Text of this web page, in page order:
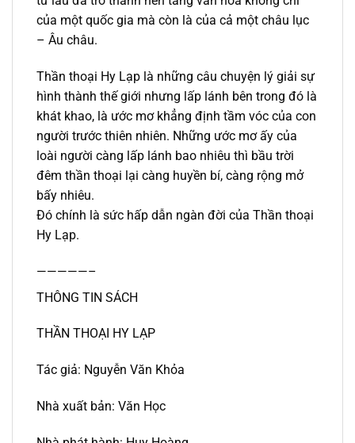
của một quốc gia mà còn là của cả một châu lục
– Âu châu.
Thần thoại Hy Lạp là những câu chuyện lý giải sự
hình thành thế giới nhưng lấp lánh bên trong đó là
khát khao, là ước mơ khẳng định tầm vóc của con
người trước thiên nhiên. Những ước mơ ấy của
loài người càng lấp lánh bao nhiêu thì bầu trời
đêm thần thoại lại càng huyền bí, càng rộng mở
bấy nhiêu.
Đó chính là sức hấp dẫn ngàn đời của Thần thoại
Hy Lạp.
—————–
THÔNG TIN SÁCH
THẦN THOẠI HY LẠP
Tác giả: Nguyễn Văn Khỏa
Nhà xuất bản: Văn Học